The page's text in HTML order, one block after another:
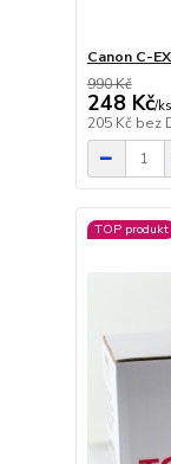
Canon C-
990 Kč
248 Kč/ks
205 Kč bez
TOP produkt